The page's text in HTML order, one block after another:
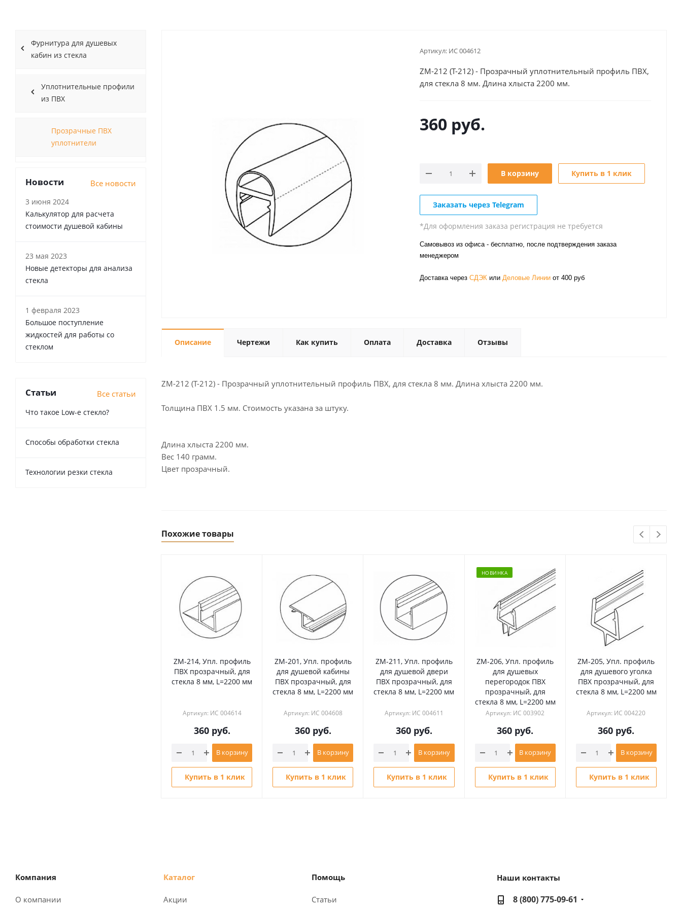
Артикул: ИС 004612
ZM-212 (T-212) - Прозрачный уплотнительный профиль ПВХ,
для стекла 8 мм. Длина хлыста 2200 мм.
360 руб.
В корзину Купить в 1 клик
Заказать через Telegram
*Для оформления заказа регистрация не требуется
Самовывоз из офиса - бесплатно, после подтверждения заказа
менеджером
Доставка через СДЭК или Деловые Линии от 400 руб
Описание Чертежи Как купить Оплата Доставка Отзывы
ZM-212 (T-212) - Прозрачный уплотнительный профиль ПВХ, для стекла 8 мм. Длина хлыста 2200 мм.
Толщина ПВХ 1.5 мм. Стоимость указана за штуку.
Длина хлыста 2200 мм.
Вес 140 грамм.
Цвет прозрачный.
Похожие товары
ZM-214, Упл. профиль
ПВХ прозрачный, для
стекла 8 мм, L=2200 мм
Артикул: ИС 004614
360руб.
В корзину
Купить в 1 клик
ZM-201, Упл. профиль
для душевой кабины
ПВХ прозрачный, для
стекла 8 мм, L=2200 мм
Артикул: ИС 004608
360руб.
В корзину
Купить в 1 клик
ZM-211, Упл. профиль
для душевой двери
ПВХ прозрачный, для
стекла 8 мм, L=2200 мм
Артикул: ИС 004611
360руб.
В корзину
Купить в 1 клик
НОВИНКА
ZM-206, Упл. профиль
для душевых
перегородок ПВХ
прозрачный, для
стекла 8 мм, L=2200 мм
Артикул: ИС 003902
360 руб.
В корзину
Купить в 1 клик
ZM-205, Упл. профиль
для душевого уголка
ПВХ прозрачный, для
стекла 8 мм, L=2200 мм
Артикул: ИС 004220
360 руб.
В корзину
Купить в 1 клик
Фурнитура для душевых
кабин из стекла
Уплотнительные профили
из ПВХ
Прозрачные ПВХ
уплотнители
Новости Все новости
3 июня 2024
Калькулятор для расчета
стоимости душевой кабины
23 мая 2023
Новые детекторы для анализа
стекла
1 февраля 2023
Большое поступление
жидкостей для работы со
стеклом
Статьи Все статьи
Что такое Low-e стекло?
Способы обработки стекла
Технологии резки стекла
Компания
О компании
Каталог
Акции
Помощь
Статьи
Наши контакты
8 (800) 775-09-61